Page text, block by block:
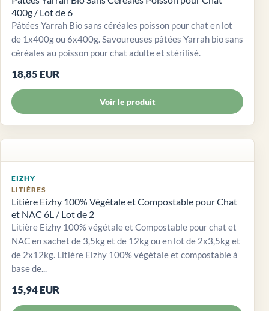
400g / Lot de 6
Pâtées Yarrah Bio sans céréales poisson pour chat en lot
de 1x400g ou 6x400g. Savoureuses pâtées Yarrah bio sans
céréales au poisson pour chat adulte et stérilisé.
18,85 EUR
Voir le produit
EIZHY
LITIÈRES
Litière Eizhy 100% Végétale et Compostable pour Chat
et NAC 6L / Lot de 2
Litière Eizhy 100% végétale et Compostable pour chat et
NAC en sachet de 3,5kg et de 12kg ou en lot de 2x3,5kg et
de 2x12kg. Litière Eizhy 100% végétale et compostable à
base de...
15,94 EUR